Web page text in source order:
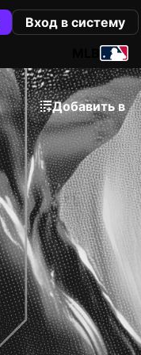
Вход в систему
Добавить в